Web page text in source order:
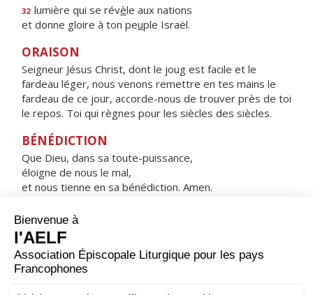
32 lumière qui se révèle aux nations
et donne gloire à ton peuple Israël.
ORAISON
Seigneur Jésus Christ, dont le joug est facile et le
fardeau léger, nous venons remettre en tes mains le
fardeau de ce jour, accorde-nous de trouver près de toi
le repos. Toi qui règnes pour les siècles des siècles.
BÉNÉDICTION
Que Dieu, dans sa toute-puissance,
éloigne de nous le mal,
et nous tienne en sa bénédiction. Amen.
HYMNE : SOUS L'ABRI DE TA MISÉRICORDE
Sous l'abri de ta miséricorde,
nous nous réfugions, Sainte Mère de Dieu.
Ne méprise pas nos prières
quand nous sommes dans l'épreuve,